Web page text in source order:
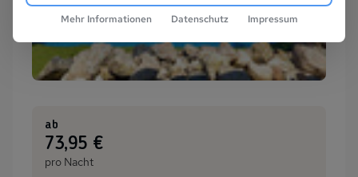
ab
:73,95 €
pro Nacht
Mehr Informationen Datenschutz Impressum